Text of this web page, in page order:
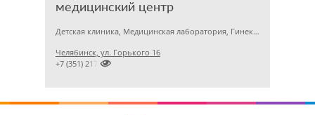
медицинский центр
Детская клиника, Медицинская лаборатория, Гинекология
Челябинск, ул. Горького 16

+7 (351) 2172376